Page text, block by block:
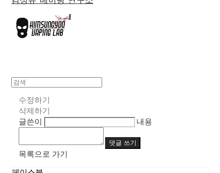
수정하기
삭제하기
글쓴이
내용
댓글 쓰기
목록으로 가기